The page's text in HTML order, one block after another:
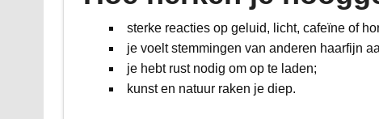
sterke reacties op geluid, licht, cafeïne of
je voelt stemmingen van anderen haarfijn
je hebt rust nodig om op te laden;
kunst en natuur raken je diep.